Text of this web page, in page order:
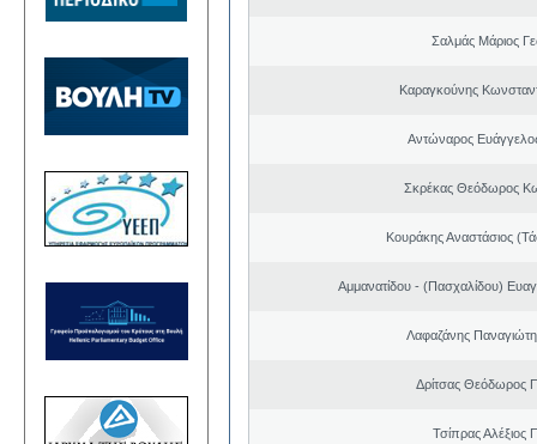
Σαλμάς Μάριος
Καραγκούνης
Αντώναρος
Σκρέκας Θεόδωρος
Κουράκης Αναστάσιος
Αμμανατίδου - (Πασχαλίδου)
Λαφαζάνης
Δρίτσας Θεόδωρος
Τσίπρας Αλέξιος